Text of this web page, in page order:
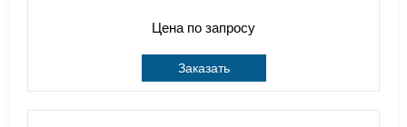
Цена по запросу
Заказать